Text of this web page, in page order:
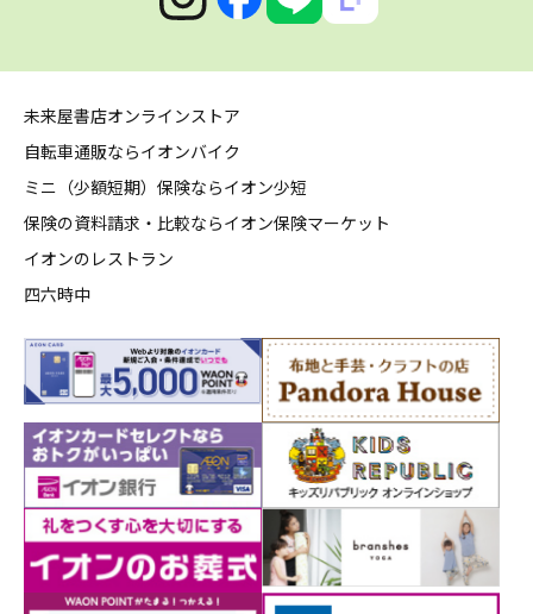
未来屋書店オンラインストア
自転車通販ならイオンバイク
ミニ（少額短期）保険ならイオン少短
保険の資料請求・比較ならイオン保険マーケット
イオンのレストラン
四六時中